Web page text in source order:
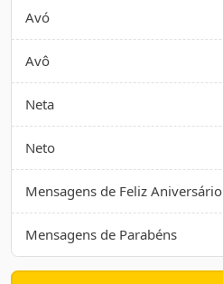
Avó
Avô
Neta
Neto
Mensagens de Feliz Aniversário
Mensagens de Parabéns